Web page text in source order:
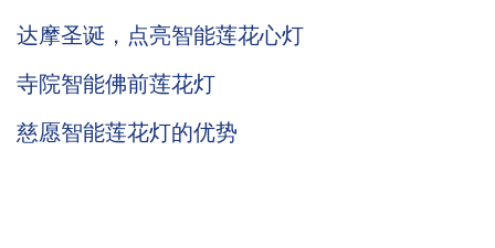
达摩圣诞，点亮智能莲花心灯
寺院智能佛前莲花灯
慈愿智能莲花灯的优势